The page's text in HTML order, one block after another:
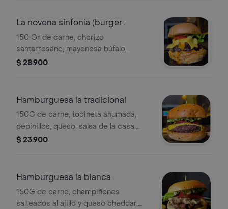
brioche.
La novena sinfonía (burger
master 2023)
150 Gr de carne, chorizo
santarrosano, mayonesa búfalo,
chutney de pimentón, queso cheddar
$ 28.900
Hamburguesa la tradicional
150G de carne, tocineta ahumada,
pepinillos, queso, salsa de la casa,
vegetales y pan brioche.
$ 23.900
Hamburguesa la blanca
150G de carne, champiñones
salteados al ajillo y queso cheddar,